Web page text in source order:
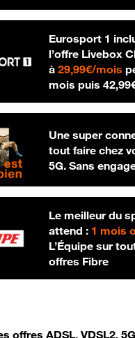
Eurosport 1
l’offre Livebox
à 29,99€/mois
mois puis
Une super
tout faire chez
5G. Sans
Le meilleur du
attend : 1 mois
L’Équipe sur
offres Fibre
offres ADSL, VDSL2,